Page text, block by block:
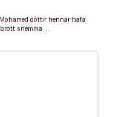
dóttir hennar hafa
snemma …